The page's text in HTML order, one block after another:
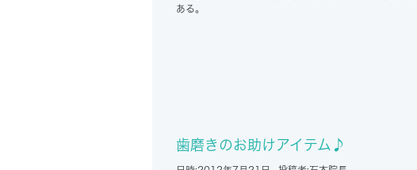
ある。
歯磨きのお助けアイテム♪